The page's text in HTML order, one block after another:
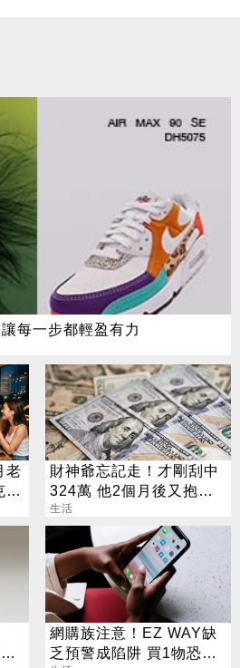
每一步都輕盈有力
老
拉
財神爺忘記走！才剛刮中
324萬 他2個月後又抱回
3243萬
生活
網購族注意！EZ WAY缺
乏預警成陷阱 買1物恐挨